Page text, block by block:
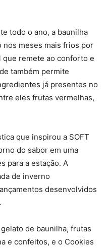
todo o ano, a baunilha
nos meses mais frios por
remete ao conforto e
também permite
já presentes no
eles frutas vermelhas,
que inspirou a SOFT
do sabor em uma
para a estação. A
de inverno
desenvolvidos
gelato de baunilha, frutas
e confeitos, e o Cookies